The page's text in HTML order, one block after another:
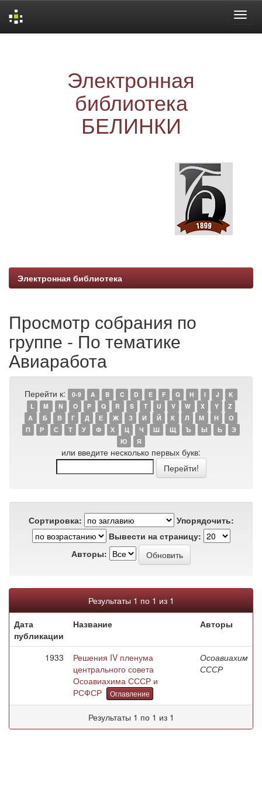
Электронная
библиотека
БЕЛИНКИ
Электронная библиотека
Просмотр собрания по
группе - По тематике
Авиаработа
Перейти к: 0-9 A B C D E F G H I J
K
L
M N O P Q R S T U V W X Y
Z
А
Б В Г Д Е Ж З И Й К Л М Н
О
П
Р С Т У Ф Х Ц Ч Ш Щ Ъ Ы Ь
Э
Ю
Я
или введите несколько первых букв:
Сортировка:
Упорядочить:
Вывести на страницу:
Авторы:
Результаты 1 по 1 из 1
Дата
публикации
Название Авторы
1933
Решения IV пленума
центрального совета
Осоавиахима СССР и
РСФСР
Оглавление
Осоавиахим
СССР
Результаты 1 по 1 из 1